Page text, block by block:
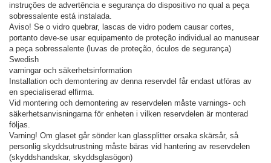
instruções de advertência e segurança do dispositivo no qual a peça
sobressalente está instalada.
Aviso! Se o vidro quebrar, lascas de vidro podem causar cortes,
portanto deve-se usar equipamento de proteção individual ao manusear
a peça sobressalente (luvas de proteção, óculos de segurança)
Swedish
varningar och säkerhetsinformation
Installation och demontering av denna reservdel får endast utföras av
en specialiserad elfirma.
Vid montering och demontering av reservdelen måste varnings- och
säkerhetsanvisningarna för enheten i vilken reservdelen är monterad
följas.
Varning! Om glaset går sönder kan glassplitter orsaka skärsår, så
personlig skyddsutrustning måste bäras vid hantering av reservdelen
(skyddshandskar, skyddsglasögon)